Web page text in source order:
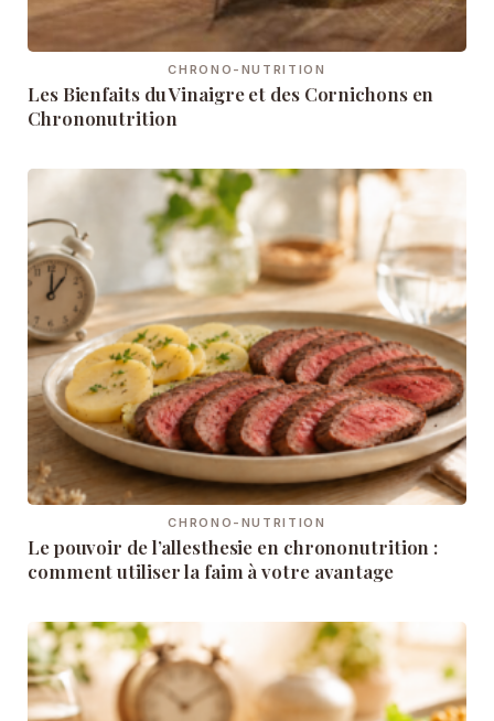
CHRONO-NUTRITION
Les Bienfaits du Vinaigre et des Cornichons en
Chrononutrition
CHRONO-NUTRITION
Le pouvoir de l’allesthesie en chrononutrition :
comment utiliser la faim à votre avantage